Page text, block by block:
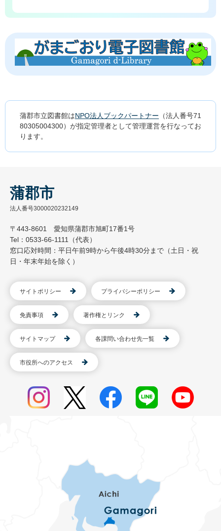
蒲郡市立図書館はNPO法人ブックパートナー （法人番号71
80305004300）が指定管理者として管理運営を行なってお
ります。
蒲郡市
法人番号3000020232149
〒443-8601 愛知県蒲郡市旭町17番1号
Tel：0533-66-1111（代表）
窓口応対時間：平日午前9時から午後4時30分まで（土日・祝
日・年末年始を除く）
サイトポリシー プライバシーポリシー
免責事項 著作権とリンク
サイトマップ 各課問い合わせ先一覧
市役所へのアクセス